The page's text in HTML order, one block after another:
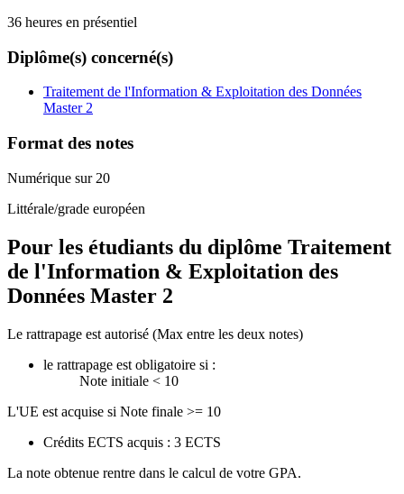
36 heures en présentiel
Diplôme(s) concerné(s)
Traitement de l'Information & Exploitation des Données
Master 2
Format des notes
Numérique sur 20
Littérale/grade européen
Pour les étudiants du diplôme Traitement
de l'Information & Exploitation des
Données Master 2
Le rattrapage est autorisé (Max entre les deux notes)
le rattrapage est obligatoire si :
Note initiale < 10
L'UE est acquise si Note finale >= 10
Crédits ECTS acquis : 3 ECTS
La note obtenue rentre dans le calcul de votre GPA.